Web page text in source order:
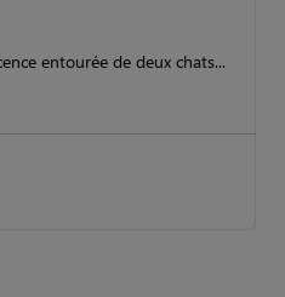
entourée de deux chats...